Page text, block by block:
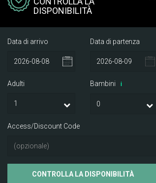
DISPONIBILITÀ
Data di arrivo Data di partenza
Adulti Bambini i
Access/Discount Code
CONTROLLA LA DISPONIBILITÀ